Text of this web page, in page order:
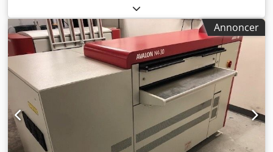
RIP Inline-stansning Azura C95 vaskemaskine Dwedpfx Asyt
I Unebyja Stacker ST 95EX Kan leveres på kort varsel
Annoncer